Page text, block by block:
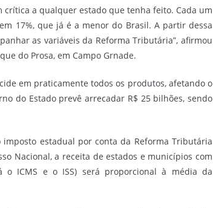
a qualquer estado que tenha feito. Cada um
17%, que já é a menor do Brasil. A partir dessa
as variáveis da Reforma Tributária”, afirmou
do Prosa, em Campo Grnade.
em praticamente todos os produtos, afetando o
do Estado prevê arrecadar R$ 25 bilhões, sendo
estadual por conta da Reforma Tributária
Nacional, a receita de estados e municípios com
o ICMS e o ISS) será proporcional à média da